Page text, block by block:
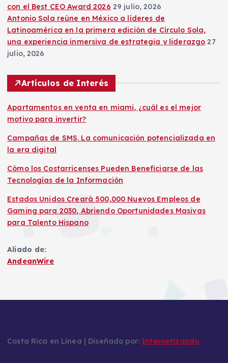
con el Best CEO Award 2026 29 julio, 2026
Antonio Sola reúne en México a líderes de
Latinoamérica en la primera edición de Círculo Sola,
una experiencia inmersiva de estrategia y liderazgo 27
julio, 2026
Artículos de Interés
Apartamentos en venta en miami, ¿cuál es el mejor
motivo para invertir?
Campañas de SMS. La comunicación potencializada en
la era digital
Cómo los Costarricenses Pueden Beneficiarse de las
Tecnologías de la Información
Estados Unidos Creará 500,000 Nuevos Empleos de
Gaming para 2030, Abriendo Oportunidades Masivas
para Talento Hispano
Aliado de:
AndeanWire
Costa Rica en Línea | Diseñado por: Internetizando